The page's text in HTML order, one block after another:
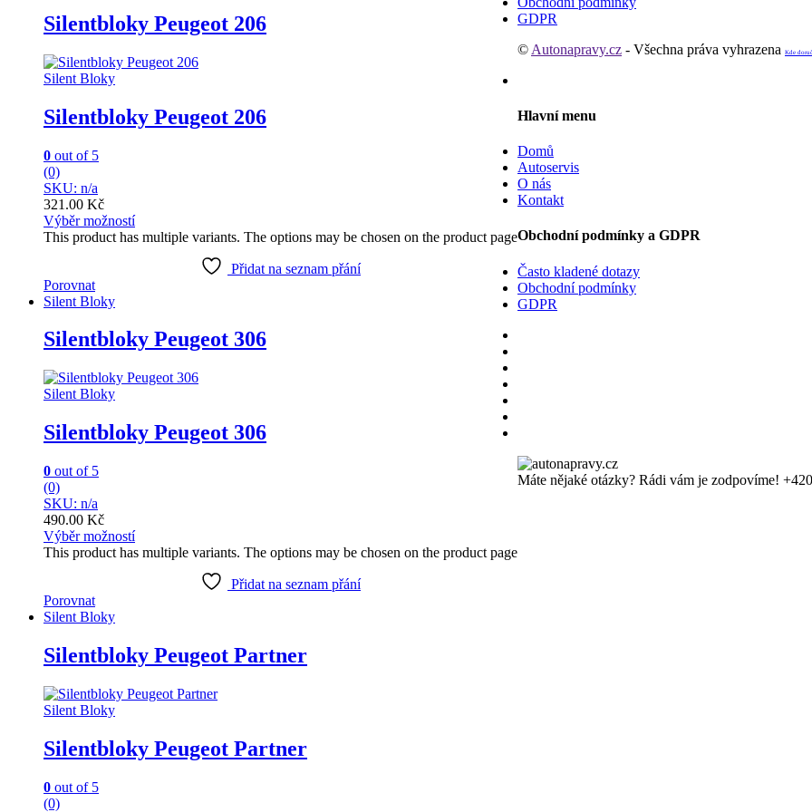
Silentbloky Peugeot 206
Silent Bloky
Silentbloky Peugeot 206
0 out of 5
(0)
SKU: n/a
321.00 Kč
Výběr možností
This product has multiple variants. The options may be chosen on the product page
Přidat na seznam přání
Porovnat
Silent Bloky
Silentbloky Peugeot 306
Silent Bloky
Silentbloky Peugeot 306
0 out of 5
(0)
SKU: n/a
490.00 Kč
Výběr možností
This product has multiple variants. The options may be chosen on the product page
Přidat na seznam přání
Porovnat
Silent Bloky
Silentbloky Peugeot Partner
Silent Bloky
Silentbloky Peugeot Partner
0 out of 5
(0)
GDPR
© Autonapravy.cz - Všechna práva vyhrazena Kde
Hlavní menu
Domů
Autoservis
O nás
Kontakt
Obchodní podmínky a GDPR
Často kladené dotazy
Obchodní podmínky
GDPR
Máte nějaké otázky? Rádi vám je zodpovíme!